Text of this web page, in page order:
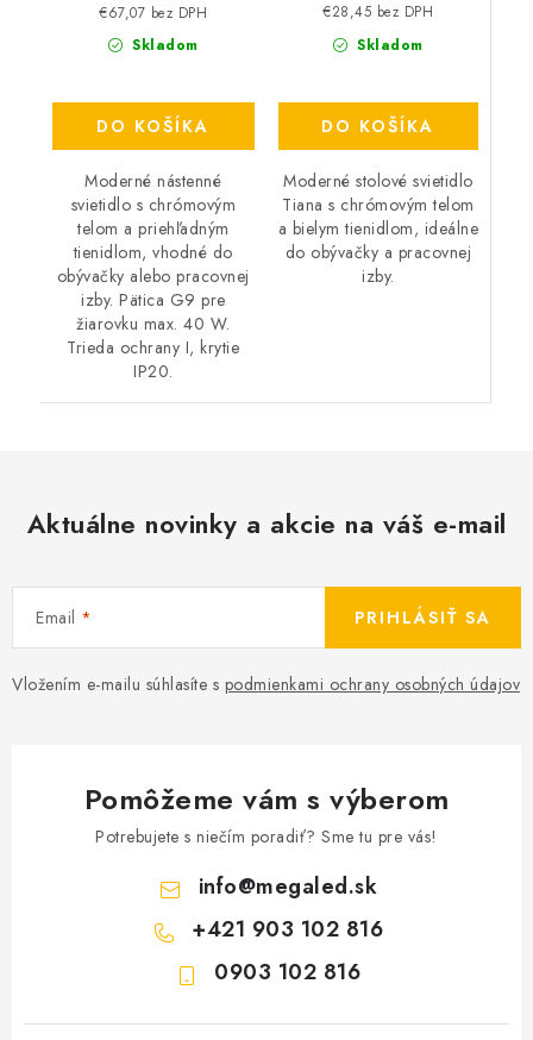
Skladom
€67,07 bez DPH
DO KOŠÍKA
Moderné nástenné
svietidlo s chrómovým
telom a priehľadným
tienidlom, vhodné do
obývačky alebo pracovnej
izby. Pätica G9 pre
žiarovku max. 40 W.
Trieda ochrany I, krytie
IP20.
Skladom
€28,45 bez DPH
DO KOŠÍKA
Moderné stolové svietidlo
Tiana s chrómovým telom
a bielym tienidlom, ideálne
do obývačky a pracovnej
izby.
Aktuálne novinky a akcie na váš e-mail
Email
Vložením e-mailu súhlasíte s podmienkami ochrany osobných údajov
PRIHLÁSIŤ SA
Pomôžeme vám s výberom
Potrebujete s niečím poradiť? Sme tu pre vás!
info@megaled.sk
+421 903 102 816
0903 102 816